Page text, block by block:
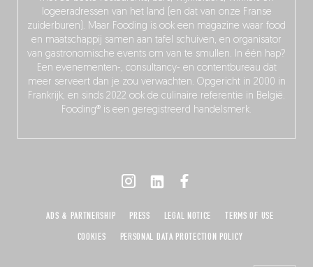
logeeradressen van het land (en dat van onze Franse
zuiderburen). Maar Fooding is ook een magazine waar food
en maatschappij samen aan tafel schuiven, en organisator
van gastronomische events om van te smullen. In één hap?
Een evenementen-, consultancy- en contentbureau dat
meer serveert dan je zou verwachten. Opgericht in 2000 in
Frankrijk, en sinds 2022 ook de culinaire referentie in België.
Fooding® is een geregistreerd handelsmerk.
ADS & PARTNERSHIP PRESS LEGAL NOTICE
TERMS OF USE
COOKIES
PERSONAL DATA PROTECTION POLICY